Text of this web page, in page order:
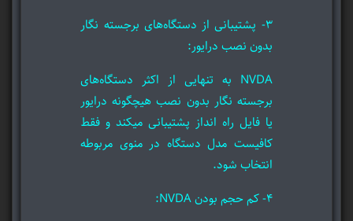
3- پشتیبانی از دستگاه‌های برجسته نگار
بدون نصب درایور:
NVDA به تنهایی از اکثر دستگاه‌های
برجسته نگار بدون نصب هیچگونه درایور
یا فایل راه انداز پشتیبانی میکند و فقط
کافیست مدل دستگاه در منوی مربوطه
انتخاب شود.
4- کم حجم بودن NVDA: